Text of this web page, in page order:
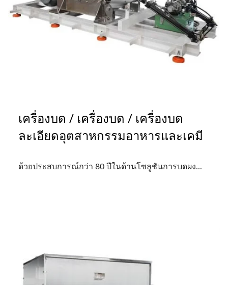
เครื่องบด / เครื่องบด / เครื่องบด
ละเอียดอุตสาหกรรมอาหารและเคมี
ด้วยประสบการณ์กว่า 80 ปีในด้านโซลูชันการบดผง...